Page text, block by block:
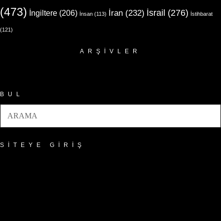
(473) İngiltere (206) İnsan (113) İran (232) İsrail (276) İstihbarat
(121)
ARŞIVLER
BUL
SITEYE GIRIŞ